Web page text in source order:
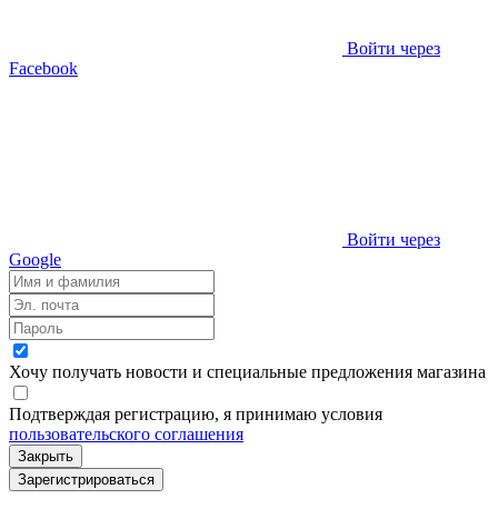
Войти через
Facebook
Войти через
Google
Хочу получать новости и специальные предложения магазина
Подтверждая регистрацию, я принимаю условия
пользовательского соглашения
Закрыть
Зарегистрироваться